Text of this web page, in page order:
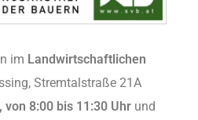
im Landwirtschaftlichen
Stremtalstraße 21A
von 8:00 bis 11:30 Uhr und